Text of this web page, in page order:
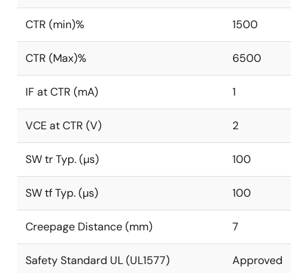
CTR (min)% 1500
CTR (Max)% 6500
IF at CTR (mA) 1
VCE at CTR (V) 2
SW tr Typ. (µs) 100
SW tf Typ. (µs) 100
Creepage Distance (mm) 7
Safety Standard UL (UL1577) Approved